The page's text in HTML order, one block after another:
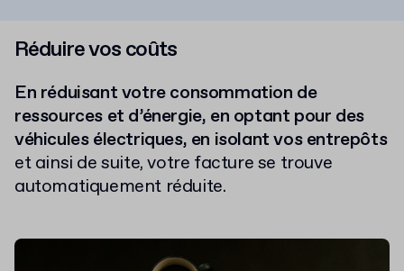
Réduire vos coûts
En réduisant votre consommation de
ressources et d’énergie, en optant pour des
véhicules électriques, en isolant vos entrepôts
et ainsi de suite, votre facture se trouve
automatiquement réduite.